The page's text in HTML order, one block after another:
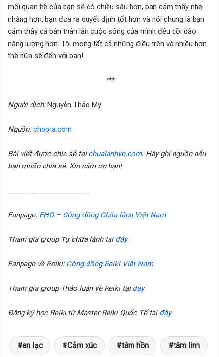
mối quan hệ của bạn sẽ có chiều sâu hơn, bạn cảm thấy nhẹ
nhàng hơn, bạn đưa ra quyết định tốt hơn và nói chung là bạn
cảm thấy cả bản thân lẫn cuộc sống của mình đều dồi dào
năng lượng hơn. Tôi mong tất cả những điều trên và nhiều hơn
thế nữa sẽ đến với bạn!
***
Người dịch: Nguyễn Thảo My
Nguồn:chopra.com
Bài viết được chia sẻ tại chualanhvn.com. Hãy ghi nguồn nếu
bạn muốn chia sẻ. Xin cảm ơn bạn!
Fanpage: EHO – Cộng đồng Chữa lành Việt Nam
Tham gia group Tự chữa lành tại đây
Fanpage về Reiki: Cộng đồng Reiki Việt Nam
Tham gia group Thảo luận về Reiki tại đây
Đăng ký học Reiki từ Master Reiki Quốc Tế tại đây
an lạc Cảm xúc tâm hồn tâm linh